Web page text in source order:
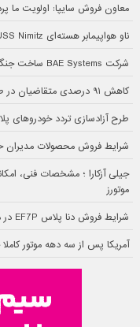
معاون فروش سایپا: اولویت ما
ناو هواپیمابر هسته‌ای USS Nimitz دیگر به ماموریت عملیاتی بازنمی‌گردد
شرکت BAE Systems ساخت جنگنده‌های یوروفایتر تایفون برای ترکیه را کلید زد
کاهش ۹۱ درصدی متقاضیان در طرح فروش جدید ایران خودرو
طرح آزادسازی تردد خودروهای
شرایط فروش محصولات مدیران خودرو در
جیلی آزکارا ؛ مشخصات فنی،
موتورز
شرایط فروش دنا پلاس EF7P در مرداد 1405 اعلام شد
آمریکا پس از سه دهه موتور